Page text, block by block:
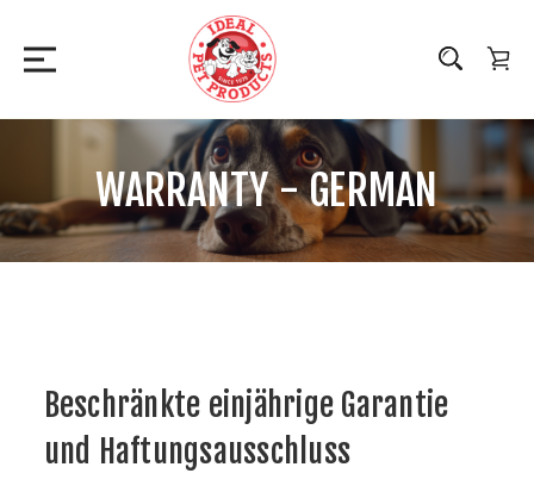
WARRANTY - GERMAN
Beschränkte einjährige Garantie
und Haftungsausschluss